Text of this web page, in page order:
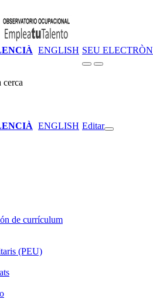
ENGLISH SEU
cerca
ENGLISH Editar
de currículum
(PEU)